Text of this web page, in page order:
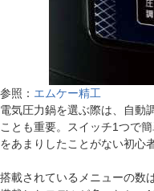
参照： エムケー精工
電気圧力鍋を選ぶ際は、自動
ことも重要。スイッチ1つで
をあまりしたことがない初心
搭載されているメニューの数